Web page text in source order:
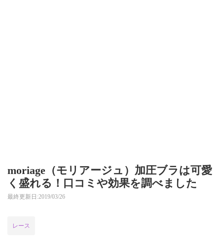
moriage（モリアージュ）加圧ブラは可愛
く盛れる！口コミや効果を調べました
最終更新日:2019/03/26
レース